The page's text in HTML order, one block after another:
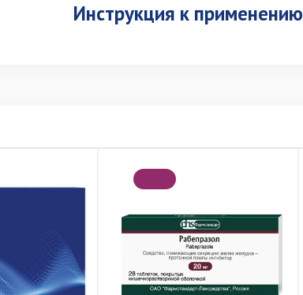
Инструкция к применению